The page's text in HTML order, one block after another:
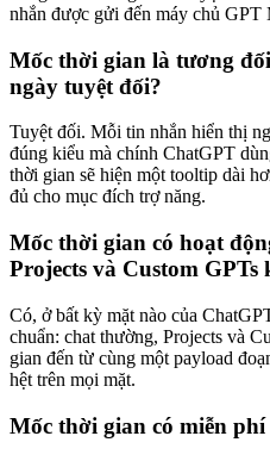
nhắn được gửi đến máy chủ GPT
Mốc thời gian là tương
ngày tuyệt đối?
Tuyệt đối. Mỗi tin nhắn hiển thị
đúng kiểu mà chính ChatGPT
thời gian sẽ hiện một tooltip dài
đủ cho mục đích trợ năng.
Mốc thời gian có hoạt
Projects và Custom GPTs
Có, ở bất kỳ mặt nào của
chuẩn: chat thường, Projects và
gian đến từ cùng một payload
hệt trên mọi mặt.
Mốc thời gian có miễn